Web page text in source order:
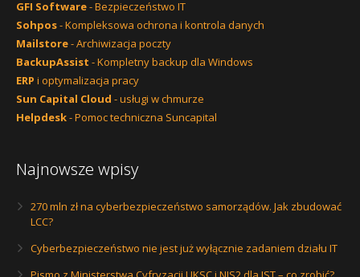
GFI Software- Bezpieczeństwo IT
Sohpos- Kompleksowa ochrona i kontrola danych
Mailstore- Archiwizacja poczty
BackupAssist - Kompletny backup dla Windows
ERP i optymalizacja pracy
Sun Capital Cloud - usługi w chmurze
Helpdesk- Pomoc techniczna Suncapital
Najnowsze wpisy
270 mln zł na cyberbezpieczeństwo samorządów. Jak zbudować
LCC?
Cyberbezpieczeństwo nie jest już wyłącznie zadaniem działu IT